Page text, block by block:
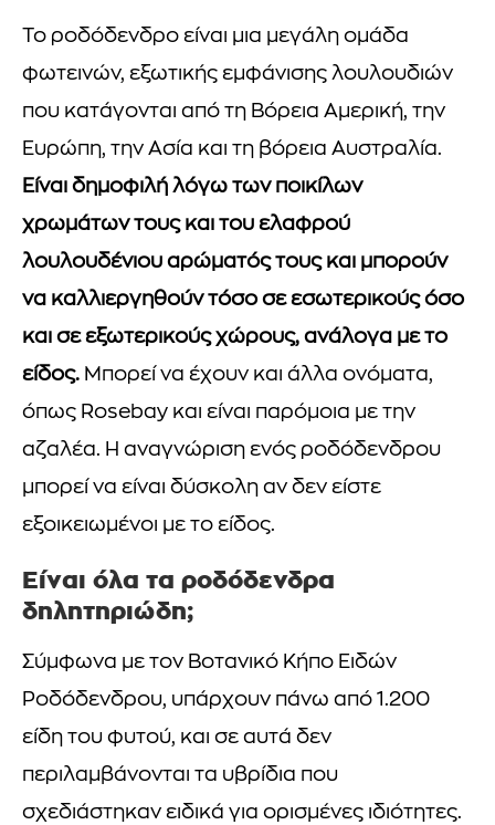
Το ροδόδενδρο είναι μια μεγάλη ομάδα
φωτεινών, εξωτικής εμφάνισης λουλουδιών
που κατάγονται από τη Βόρεια Αμερική, την
Ευρώπη, την Ασία και τη βόρεια Αυστραλία.
Είναι δημοφιλή λόγω των ποικίλων
χρωμάτων τους και του ελαφρού
λουλουδένιου αρώματός τους και μπορούν
να καλλιεργηθούν τόσο σε εσωτερικούς όσο
και σε εξωτερικούς χώρους, ανάλογα με το
είδος. Μπορεί να έχουν και άλλα ονόματα,
όπως Rosebay και είναι παρόμοια με την
αζαλέα. Η αναγνώριση ενός ροδόδενδρου
μπορεί να είναι δύσκολη αν δεν είστε
εξοικειωμένοι με το είδος.
Είναι όλα τα ροδόδενδρα
δηλητηριώδη;
Σύμφωνα με τον Βοτανικό Κήπο Ειδών
Ροδόδενδρου, υπάρχουν πάνω από 1.200
είδη του φυτού, και σε αυτά δεν
περιλαμβάνονται τα υβρίδια που
σχεδιάστηκαν ειδικά για ορισμένες ιδιότητες.